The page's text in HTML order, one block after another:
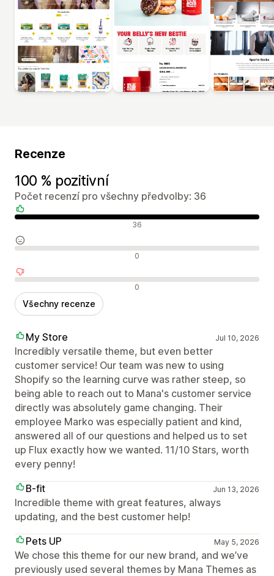
Recenze
100 % pozitivní
Počet recenzí pro všechny předvolby: 36
Pozitivní recenze 36
Neutrální recenze 0
Negativní recenze 0
Všechny recenze
My Store Jul 10, 2026
Incredibly versatile theme, but even better
customer service! Our team was new to using
Shopify so the learning curve was rather steep, so
being able to reach out to Mana's customer service
directly was absolutely game changing. Their
employee Marko was especially patient and kind,
answered all of our questions and helped us to set
up Flux exactly how we wanted. 11/10 Stars, worth
every penny!
B-fit
Jun 13, 2026
Incredible theme with great features, always
updating, and the best customer help!
Pets UP
May 5, 2026
We chose this theme for our new brand, and we’ve
previously used several themes by Mana Themes as